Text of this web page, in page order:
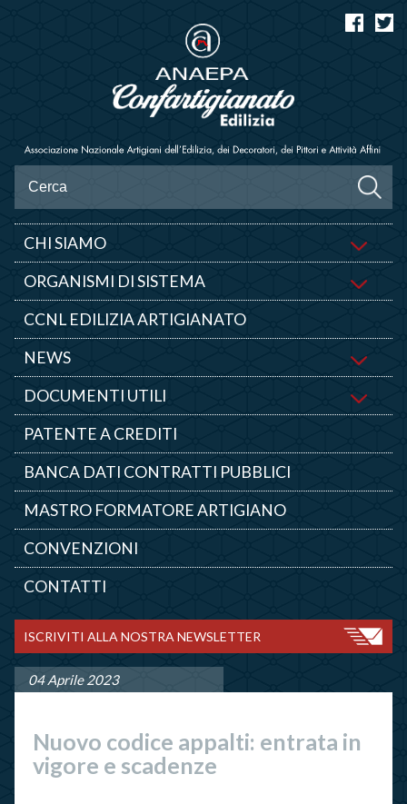
CHI SIAMO
ORGANISMI DI SISTEMA
CCNL EDILIZIA ARTIGIANATO
NEWS
DOCUMENTI UTILI
PATENTE A CREDITI
BANCA DATI CONTRATTI PUBBLICI
MASTRO FORMATORE ARTIGIANO
CONVENZIONI
CONTATTI
ISCRIVITI ALLA NOSTRA NEWSLETTER
04 Aprile 2023
Nuovo codice appalti: entrata in
vigore e scadenze